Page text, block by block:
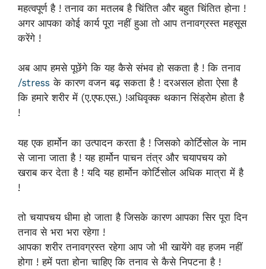
महत्वपूर्ण है ! तनाव का मतलब है चिंतित और बहुत चिंतित होना !
अगर आपका कोई कार्य पूरा नहीं हुआ तो आप तनावग्रस्त महसूस
करेंगे !
अब आप हमसे पूछेंगे कि यह कैसे संभव हो सकता है ! कि तनाव
/stress के कारण वजन बढ़ सकता है ! दरअसल होता ऐसा है
कि हमारे शरीर में (ए.एफ.एस.) !अधिवृक्क थकान सिंड्रोम होता है
!
यह एक हार्मोन का उत्पादन करता है ! जिसको कोर्टिसोल के नाम
से जाना जाता है ! यह हार्मोन पाचन तंत्र और चयापचय को
खराब कर देता है ! यदि यह हार्मोन कोर्टिसोल अधिक मात्रा में है
!
तो चयापचय धीमा हो जाता है जिसके कारण आपका सिर पूरा दिन
तनाव से भरा भरा रहेगा !
आपका शरीर तनावग्रस्त रहेगा आप जो भी खायेंगे वह हजम नहीं
होगा ! हमें पता होना चाहिए कि तनाव से कैसे निपटना है !